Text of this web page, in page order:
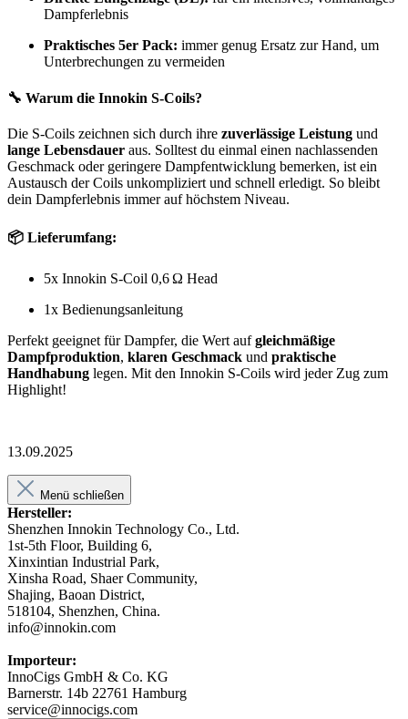
Dampferlebnis
Praktisches 5er Pack: immer genug Ersatz zur Hand, um
Unterbrechungen zu vermeiden
🔧 Warum die Innokin S-Coils?
Die S-Coils zeichnen sich durch ihre zuverlässige Leistung und
lange Lebensdauer aus. Solltest du einmal einen nachlassenden
Geschmack oder geringere Dampfentwicklung bemerken, ist ein
Austausch der Coils unkompliziert und schnell erledigt. So bleibt
dein Dampferlebnis immer auf höchstem Niveau.
📦 Lieferumfang:
5x Innokin S-Coil 0,6 Ω Head
1x Bedienungsanleitung
Perfekt geeignet für Dampfer, die Wert aufgleichmäßige
Dampfproduktion, klaren Geschmack und praktische
Handhabung legen. Mit den Innokin S-Coils wird jeder Zug zum
Highlight!
13.09.2025
Menü schließen
Hersteller:
Shenzhen Innokin Technology Co., Ltd.
1st-5th Floor, Building 6,
Xinxintian Industrial Park,
Xinsha Road, Shaer Community,
Shajing, Baoan District,
518104, Shenzhen, China.
info@innokin.com
Importeur:
InnoCigs GmbH & Co. KG
Barnerstr. 14b 22761 Hamburg
service@innocigs.com